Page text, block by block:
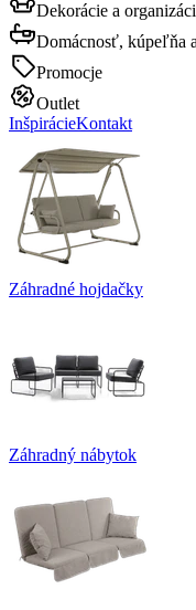
Dekorácie a
Domácnosť, kúpeľňa
Promocje
Outlet
InšpirácieKontakt
Záhradné hojdačky
Záhradný nábytok